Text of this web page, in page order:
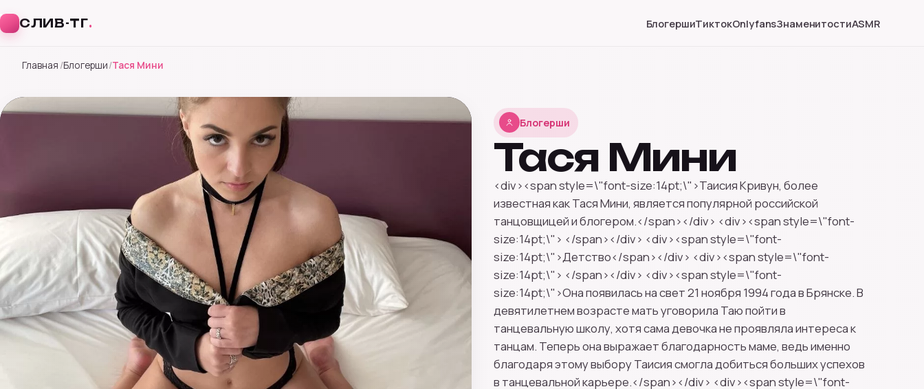
СЛИВ-ТГ. БлогершиТиктокOnlyfansЗнаменитостиASMR
Главная Блогерши Тася Мини
Блогерши
Тася Мини
<div><span style=\"font-size:14pt;\">Таисия Кривун, более
известная как Тася Мини, является популярной российской
танцовщицей и блогером.</span></div> <div><span style=\"font-
size:14pt;\"> </span></div> <div><span style=\"font-
size:14pt;\">Детство</span></div> <div><span style=\"font-
size:14pt;\"> </span></div> <div><span style=\"font-
size:14pt;\">Она появилась на свет 21 ноября 1994 года в Брянске. В
девятилетнем возрасте мать уговорила Таю пойти в
танцевальную школу, хотя сама девочка не проявляла интереса к
танцам. Теперь она выражает благодарность маме, ведь именно
благодаря этому выбору Таисия смогла добиться больших успехов
в танцевальной карьере.</span></div> <div><span style=\"font-